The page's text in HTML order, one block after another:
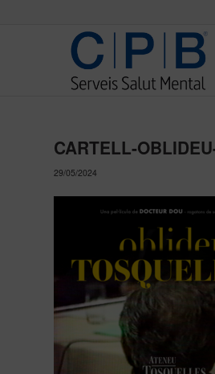
CARTELL-
29/05/2024